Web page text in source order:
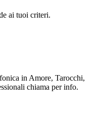
ai tuoi criteri.
in Amore, Tarocchi,
chiama per info.